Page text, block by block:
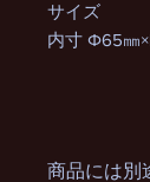
サイズ
内寸 Φ65㎜
商品には別